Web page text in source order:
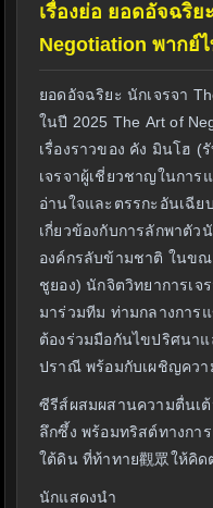
เรื่องย่อ ยอดอัจฉริย
Negotiation พากย์
ยอดอัจฉริยะ นักเจรจา
ในปี 2025 The Art of
เรื่องราวของ คัง มินโฮ (
เจรจาผู้เชี่ยวชาญในการ
อ่านใจและตรรกะอันเฉี
เกี่ยวข้องกับการลักพาตัว
องค์กรลับข้ามชาติ ในข
ชูยอง) นักจิตวิทยาการเจ
มาร่วมทีม ท่ามกลางการ
ต้องร่วมมือกันไขปริศนา
ปราณี พร้อมกับเผชิญควา
ซีรีส์ผสมผสานความตื่นเต้
ลึกซึ้ง พร้อมทริสต์ทางกา
ใต้ดิน ที่ท้าทาย觀眾ให้คิ
นักแสดงนำ